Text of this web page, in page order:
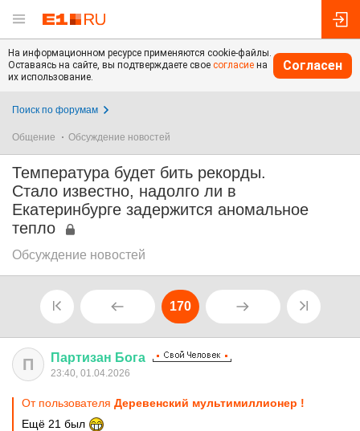
На информационном ресурсе применяются cookie-файлы.
Оставаясь на сайте, вы подтверждаете свое согласие на
их использование.
Согласен
Поиск по форумам
Общение Обсуждение новостей
Температура будет бить рекорды.
Стало известно, надолго ли в
Екатеринбурге задержится аномальное
тепло
Обсуждение новостей
170
П Партизан Бога
23:40, 01.04.2026
От пользователя Деревенский мультимиллионер !
Ещё 21 был